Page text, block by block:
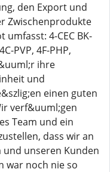
den Export und
Zwischenprodukte
4-CEC BK-
PVP, 4F-PHP,
ihre
und
einen guten
verf&uuml;gen
Team und ein
dass wir an
unseren Kunden
war noch nie so